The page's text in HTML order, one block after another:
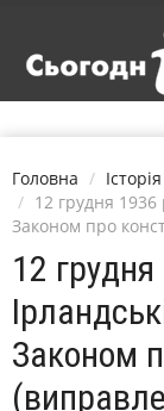
Головна
Історія
12 грудня 1936
Законом про
12
Законом